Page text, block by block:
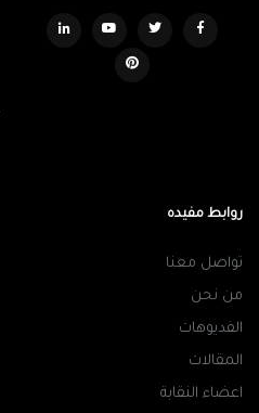
روابط مفيده
تواصل معنا
من نحن
الفديوهات
المقالات
اعضاء النقابة